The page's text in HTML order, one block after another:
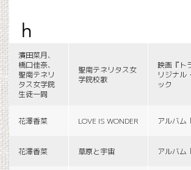
h
濱田菜月、
橋口佳奈、
聖南テネリ
タス女学院
生徒一同
聖南テネリタス女
学院校歌
映画『ト
リジナル
ック
花澤香菜 LOVE IS WONDER アルバム
花澤香菜 草原と宇宙 アルバム